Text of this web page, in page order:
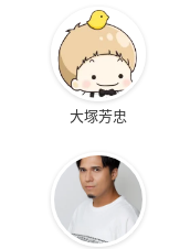
大塚芳忠